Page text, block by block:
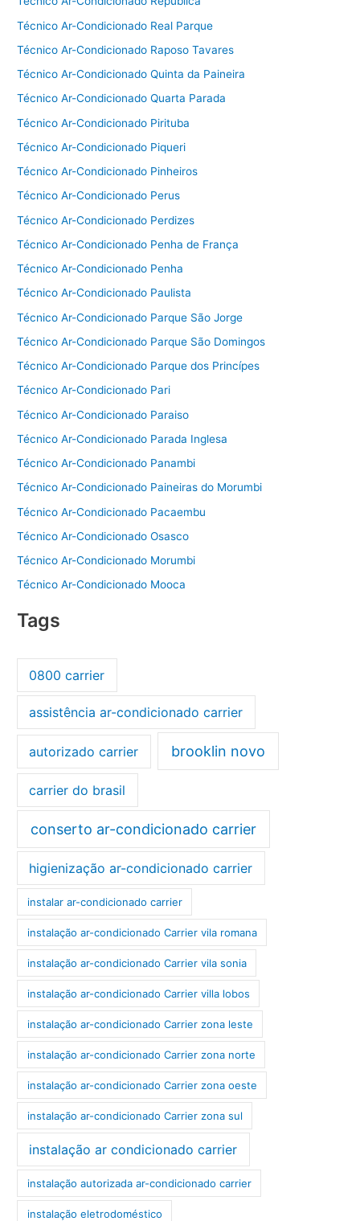
Técnico Ar-Condicionado Real Parque
Técnico Ar-Condicionado Raposo Tavares
Técnico Ar-Condicionado Quinta da Paineira
Técnico Ar-Condicionado Quarta Parada
Técnico Ar-Condicionado Pirituba
Técnico Ar-Condicionado Piqueri
Técnico Ar-Condicionado Pinheiros
Técnico Ar-Condicionado Perus
Técnico Ar-Condicionado Perdizes
Técnico Ar-Condicionado Penha de França
Técnico Ar-Condicionado Penha
Técnico Ar-Condicionado Paulista
Técnico Ar-Condicionado Parque São Jorge
Técnico Ar-Condicionado Parque São Domingos
Técnico Ar-Condicionado Parque dos Princípes
Técnico Ar-Condicionado Pari
Técnico Ar-Condicionado Paraiso
Técnico Ar-Condicionado Parada Inglesa
Técnico Ar-Condicionado Panambi
Técnico Ar-Condicionado Paineiras do Morumbi
Técnico Ar-Condicionado Pacaembu
Técnico Ar-Condicionado Osasco
Técnico Ar-Condicionado Morumbi
Técnico Ar-Condicionado Mooca
Tags
0800 carrier
assistência ar-condicionado carrier
autorizado carrier brooklin novo
carrier do brasil
conserto ar-condicionado carrier
higienização ar-condicionado carrier
instalar ar-condicionado carrier
instalação ar-condicionado Carrier vila romana
instalação ar-condicionado Carrier vila sonia
instalação ar-condicionado Carrier villa lobos
instalação ar-condicionado Carrier zona leste
instalação ar-condicionado Carrier zona norte
instalação ar-condicionado Carrier zona oeste
instalação ar-condicionado Carrier zona sul
instalação ar condicionado carrier
instalação autorizada ar-condicionado carrier
instalação eletrodoméstico